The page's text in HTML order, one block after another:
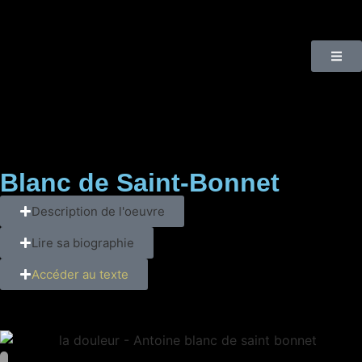
Blanc de Saint-Bonnet
Description de l'oeuvre
Lire sa biographie
Accéder au texte